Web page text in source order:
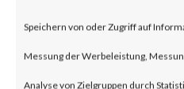
Speichern von oder Zugriff auf
Messung der Werbeleistung,
Analyse von Zielgruppen durch
network
monitors and
across multiple